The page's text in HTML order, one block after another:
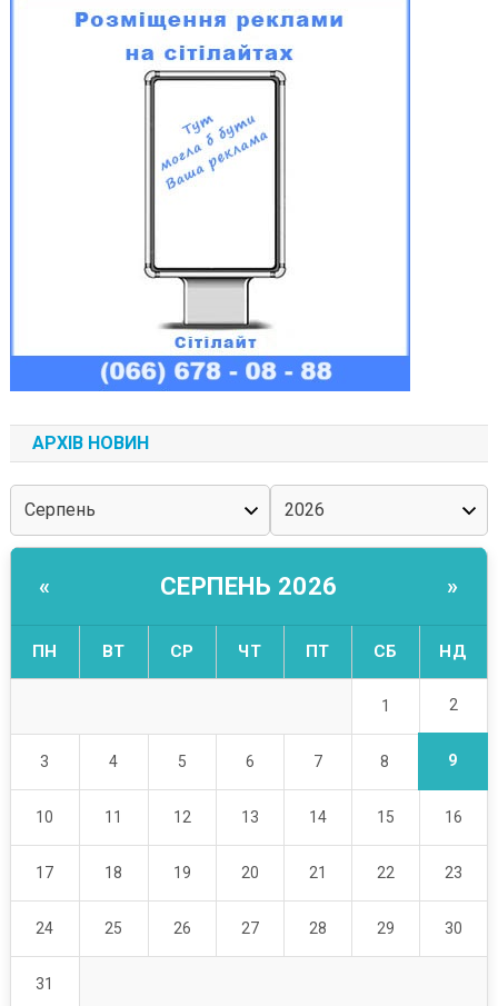
АРХІВ НОВИН
« СЕРПЕНЬ 2026 »
ПН ВТ СР ЧТ ПТ СБ НД
1 2
3 4 5 6 7 8 9
10 11 12 13 14 15 16
17 18 19 20 21 22 23
24 25 26 27 28 29 30
31